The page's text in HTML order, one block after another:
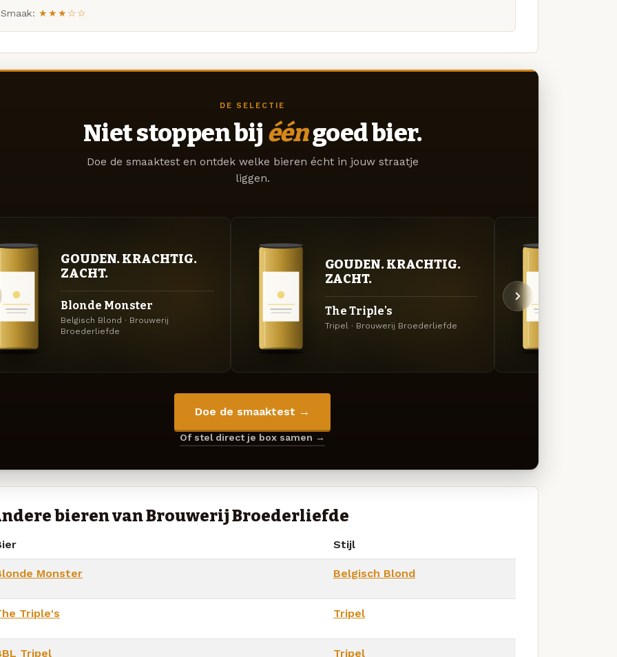
Smaak: ★★★☆☆
DE SELECTIE
Niet stoppen bij ééngoed bier.
Doe de smaaktest en ontdek welke bieren écht in jouw straatje
liggen.
GOUDEN. KRACHTIG.
ZACHT.
Blonde Monster
Belgisch Blond · Brouwerij
Broederliefde
GOUDEN. KRACHTIG.
ZACHT.
The Triple's
Tripel · Brouwerij Broederliefde
Doe de smaaktest →
Of stel direct je box samen →
bieren van Brouwerij Broederliefde
Stijl
Monster Belgisch Blond
Triple's Tripel
Tripel Tripel